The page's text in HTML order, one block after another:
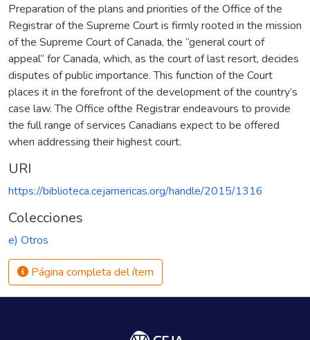
Preparation of the plans and priorities of the Office of the
Registrar of the Supreme Court is firmly rooted in the mission
of the Supreme Court of Canada, the “general court of
appeal” for Canada, which, as the court of last resort, decides
disputes of public importance. This function of the Court
places it in the forefront of the development of the country’s
case law. The Office ofthe Registrar endeavours to provide
the full range of services Canadians expect to be offered
when addressing their highest court.
URI
https://biblioteca.cejamericas.org/handle/2015/1316
Colecciones
e) Otros
Página completa del ítem